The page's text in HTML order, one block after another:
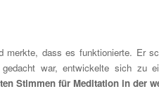
merkte, dass es funktionierte. Er
war, entwickelte sich zu
Stimmen für Meditation in der